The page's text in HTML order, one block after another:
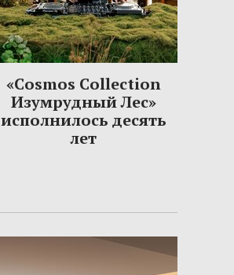
«Cosmos Collection
Изумрудный Лес»
исполнилось десять
лет